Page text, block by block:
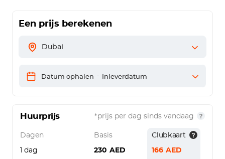
Een prijs berekenen
Dubai
Datum ophalen - Inleverdatum
Huurprijs *prijs per dag sinds vandaag
Dagen Basis Clubkaart
1 dag 230 AED 166 AED